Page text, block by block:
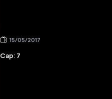
15/05/2017
Cap: 7